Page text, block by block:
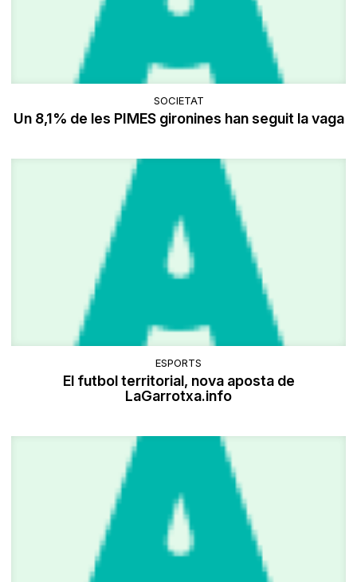
SOCIETAT
Un 8,1% de les PIMES gironines han seguit la vaga
ESPORTS
El futbol territorial, nova aposta de
LaGarrotxa.info